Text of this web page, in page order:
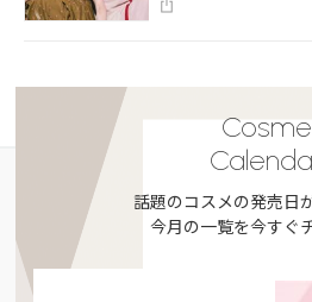
Cosme
話題のコスメの発売日
今月の一覧を今すぐ